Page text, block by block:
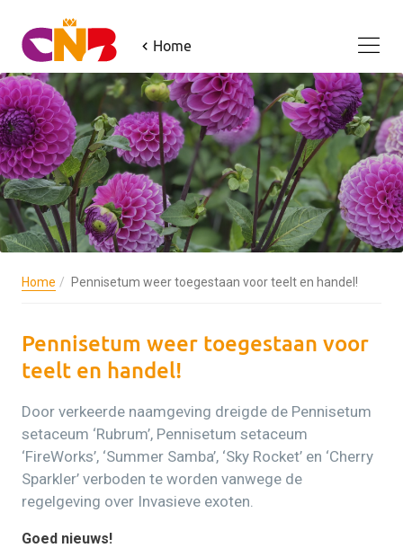
Home
Home Pennisetum weer toegestaan voor teelt en handel!
Pennisetum weer toegestaan voor
teelt en handel!
Door verkeerde naamgeving dreigde de Pennisetum
setaceum ‘Rubrum’, Pennisetum setaceum
‘FireWorks’, ‘Summer Samba’, ‘Sky Rocket’ en ‘Cherry
Sparkler’ verboden te worden vanwege de
regelgeving over Invasieve exoten.
Goed nieuws!